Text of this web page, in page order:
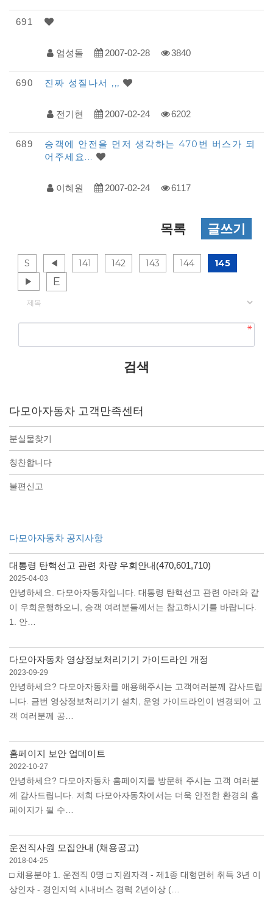
691
엄성돌 2007-02-28 3840
690 진짜 성질나서 ,,,
전기현 2007-02-24 6202
689
승객에 안전을 먼저 생각하는 470번 버스가 되
어주세요...
이혜원 2007-02-24 6117
목록 글쓰기
S ◀ 141 142 143 144
145
▶
E
다모아자동차 고객만족센터
분실물찾기
칭찬합니다
불편신고
다모아자동차 공지사항
대통령 탄핵선고 관련 차량 우회안내(470,601,710)
2025-04-03
안녕하세요. 다모아자동차입니다. 대통령 탄핵선고 관련 아래와 같
이 우회운행하오니, 승객 여려분들께서는 참고하시기를 바랍니다.
1. 안…
다모아자동차 영상정보처리기기 가이드라인 개정
2023-09-29
안녕하세요? 다모아자동차를 애용해주시는 고객여러분께 감사드립
니다. 금번 영상정보처리기기 설치, 운영 가이드라인이 변경되어 고
객 여러분께 공…
홈페이지 보안 업데이트
2022-10-27
안녕하세요? 다모아자동차 홈페이지를 방문해 주시는 고객 여러분
께 감사드립니다. 저희 다모아자동차에서는 더욱 안전한 환경의 홈
페이지가 될 수…
운전직사원 모집안내 (채용공고)
2018-04-25
□ 채용분야 1. 운전직 0명 □ 지원자격 - 제1종 대형면허 취득 3년 이
상인자 - 경인지역 시내버스 경력 2년이상 (…